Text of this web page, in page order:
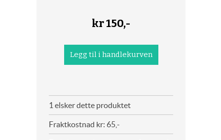
kr150,-
1 elsker dette produktet
Fraktkostnad kr: 65,-